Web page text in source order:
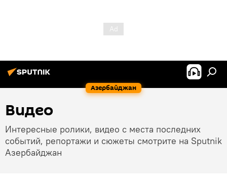
Азербайджан
Видео
Интересные ролики, видео с места последних
событий, репортажи и сюжеты смотрите на Sputnik
Азербайджан